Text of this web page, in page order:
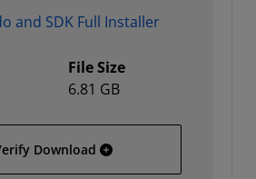
and SDK Full Installer
File Size
6.81 GB
Download All OS Vivado and SDK